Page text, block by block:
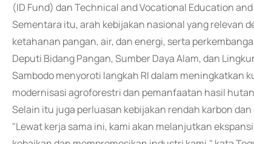
(ID Fund) dan Technical and Vocational Education
Sementara itu, arah kebijakan nasional yang relevan
ketahanan pangan, air, dan energi, serta
Deputi Bidang Pangan, Sumber Daya Alam, dan
Sambodo menyoroti langkah RI dalam meningkatkan
modernisasi agroforestri dan pemanfaatan hasil
Selain itu juga perluasan kebijakan rendah karbon
"Lewat kerja sama ini, kami akan melanjutkan